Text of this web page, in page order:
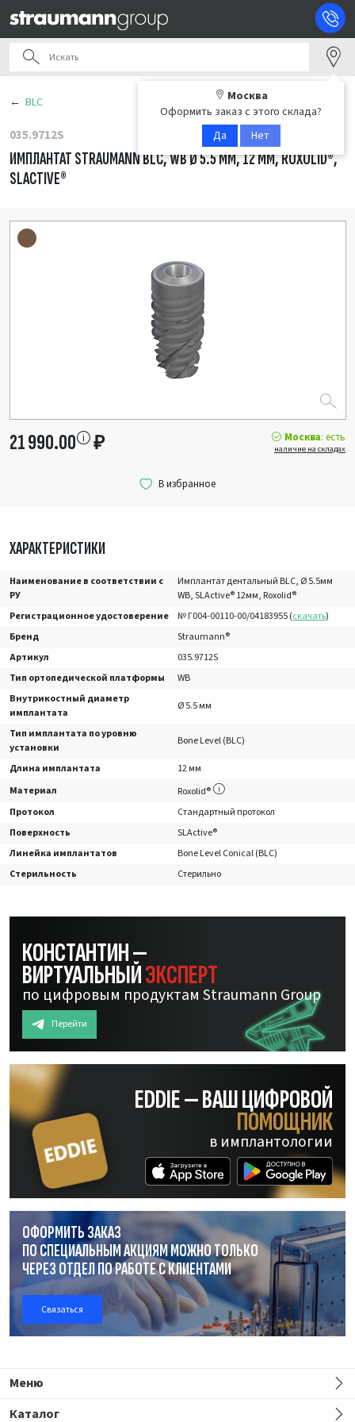
Москва
Оформить заказ с этого склада?
Да
Нет
BLC
035.9712S
ИМПЛАНТАТ STRAUMANN BLC, WB Ø 5.5 ММ, 12 ММ, ROXOLID®,
SLACTIVE®
ХАРАКТЕРИСТИКИ
Наименование в соответствии с
РУ
Имплантат дентальный BLC, Ø 5.5мм
WB, SLActive® 12мм, Roxolid®
Регистрационное удостоверение
№ Г004-00110-00/04183955 (скачать)
Бренд
Straumann®
Артикул
035.9712S
Тип ортопедической платформы
WB
Внутрикостный диаметр
имплантата
Ø 5.5 мм
Тип имплантата по уровню
установки
Bone Level (BLC)
Длина имплантата
12 мм
Материал
Roxolid®
Протокол
Стандартный протокол
Поверхность
SLActive®
Линейка имплантатов
Bone Level Conical (BLC)
Стерильность
Стерильно
21 990.00 ₽ Москва: есть
наличие на складах
КОНСТАНТИН —
ВИРТУАЛЬНЫЙЭКСПЕРТ
по цифровым продуктам Straumann Group
Перейти
EDDIE — ВАШ ЦИФРОВОЙ
ПОМОЩНИК
в имплантологии
ОФОРМИТЬ ЗАКАЗ
ПО СПЕЦИАЛЬНЫМ АКЦИЯМ МОЖНО ТОЛЬКО
ЧЕРЕЗ ОТДЕЛПО РАБОТЕС КЛИЕНТАМИ
Связаться
Меню
Каталог